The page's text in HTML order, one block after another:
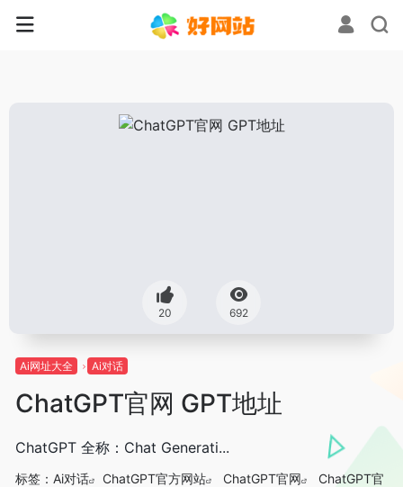
20 692
Ai网址大全 Ai对话
ChatGPT官网 GPT地址
ChatGPT 全称：Chat Generati...
标签： Ai对话 ChatGPT官方网站 ChatGPT官网
ChatGPT官